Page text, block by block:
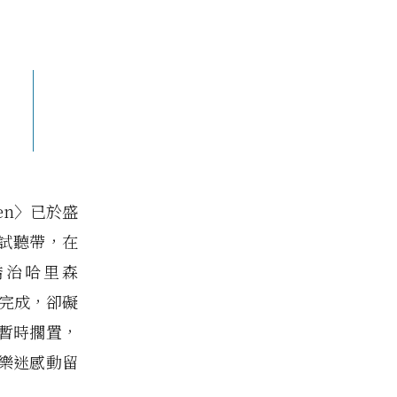
〉已於盛
聽帶，在
哈里森
成，卻礙
時擱置，
迷感動留